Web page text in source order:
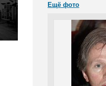
Ещё фото